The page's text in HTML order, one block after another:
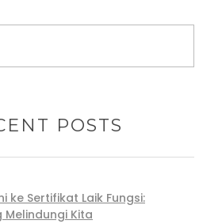
POSTS
ke Sertifikat Laik Fungsi:
Kita